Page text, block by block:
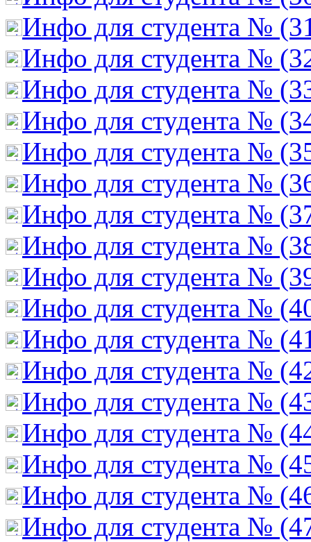
Инфо для студента №
Инфо для студента №
Инфо для студента №
Инфо для студента №
Инфо для студента №
Инфо для студента №
Инфо для студента №
Инфо для студента №
Инфо для студента №
Инфо для студента №
Инфо для студента №
Инфо для студента №
Инфо для студента №
Инфо для студента №
Инфо для студента №
Инфо для студента №
Инфо для студента №